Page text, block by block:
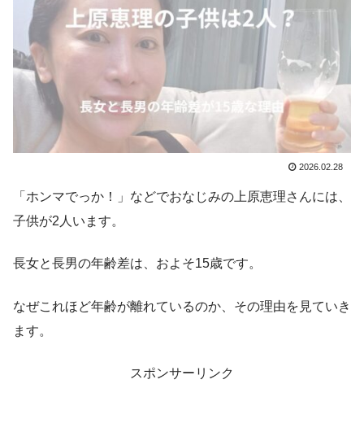
2026.02.28
「ホンマでっか！」などでおなじみの上原恵理さんには、
子供が2人います。
長女と長男の年齢差は、およそ15歳です。
なぜこれほど年齢が離れているのか、その理由を見ていき
ます。
スポンサーリンク